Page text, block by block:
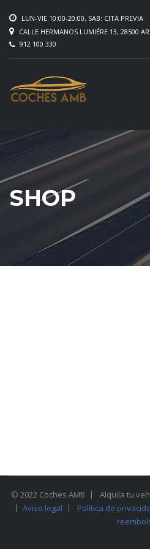
LUN-VIE 10:00-20:00, SAB: CITA PREVIA
CALLE HERMANOS LUMIÉRE 13, 28500
912 100 330
SHOP
© 2022 Coches AMB Alquila tu
Aviso legal
Política de